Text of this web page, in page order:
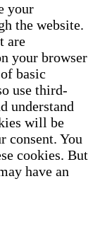
your
the website.
are
your browser
basic
use third-
understand
will be
consent. You
cookies. But
have an